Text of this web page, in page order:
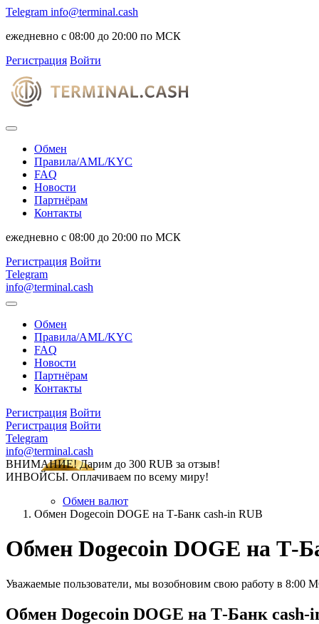
Telegram info@terminal.cash
ежедневно с 08:00 до 20:00 по МСК
Регистрация Войти
Обмен
Правила/AML/KYC
FAQ
Новости
Партнёрам
Контакты
ежедневно с 08:00 до 20:00 по МСК
Регистрация Войти
Telegram
info@terminal.cash
Обмен
Правила/AML/KYC
FAQ
Новости
Партнёрам
Контакты
Регистрация Войти
Регистрация Войти
Telegram
info@terminal.cash
ВНИМАНИЕ! Дарим до 300 RUB за отзыв!
ИНВОЙСЫ. Оплачиваем по всему миру!
Обмен валют
Обмен Dogecoin DOGE на Т-Банк cash-in RUB
Обмен Dogecoin DOGE на Т-
Уважаемые пользователи, мы возобновим свою работу в 8:00
Обмен Dogecoin DOGE на Т-Банк cash-